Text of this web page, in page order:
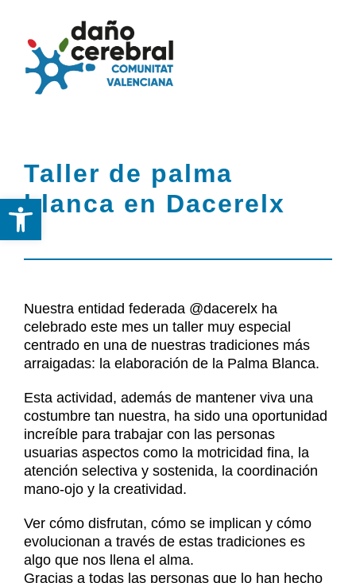
Abrir barra de herramientas
content
Servicios
Noticias
Contacto
Federación
DCA
Noticias
Taller de palma
blanca en Dacerelx
Nuestra entidad federada @dacerelx ha
celebrado este mes un taller muy especial
centrado en una de nuestras tradiciones más
arraigadas: la elaboración de la Palma Blanca.
Esta actividad, además de mantener viva una
costumbre tan nuestra, ha sido una oportunidad
increíble para trabajar con las personas
usuarias aspectos como la motricidad fina, la
atención selectiva y sostenida, la coordinación
mano-ojo y la creatividad.
Ver cómo disfrutan, cómo se implican y cómo
evolucionan a través de estas tradiciones es
algo que nos llena el alma.
Gracias a todas las personas que lo han hecho